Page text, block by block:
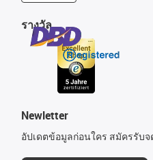
รางวัล
Newletter
อัปเดตข้อมูลก่อนใคร สมัครรับ